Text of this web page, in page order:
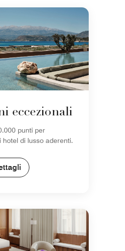
eccezionali
punti per
hotel di lusso aderenti.